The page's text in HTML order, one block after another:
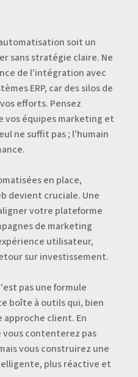
soit un
sans stratégie claire. Ne
de l'intégration avec
ERP, car des silos de
efforts. Pensez
vos équipes marketing et
ne suffit pas ; l'humain
en place,
devient cruciale. Une
votre plateforme
de marketing
utilisateur,
sur investissement.
pas une formule
boîte à outils qui, bien
client. En
vous contenterez pas
vous construirez une
plus réactive et